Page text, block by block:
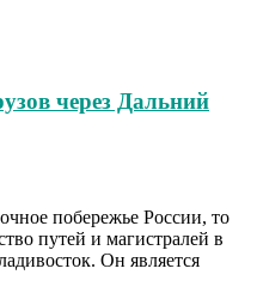
через Дальний
побережье России, то
путей и магистралей в
Он является